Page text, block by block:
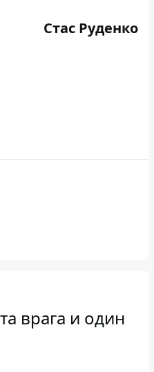
Стас Руденко
врага и один